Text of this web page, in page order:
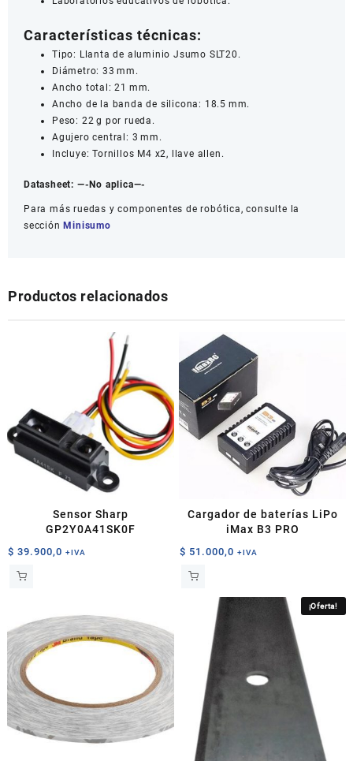
Características técnicas:
Tipo: Llanta de aluminio Jsumo SLT20.
Diámetro: 33 mm.
Ancho total: 21 mm.
Ancho de la banda de silicona: 18.5 mm.
Peso: 22 g por rueda.
Agujero central: 3 mm.
Incluye: Tornillos M4 x2, llave allen.
Datasheet: —-No aplica—-
Para más ruedas y componentes de robótica, consulte la
sección Minisumo
Productos relacionados
Sensor Sharp
GP2Y0A41SK0F
$ 39.900,0 +IVA
Cargador de baterías LiPo
iMax B3 PRO
$ 51.000,0 +IVA
¡Oferta!